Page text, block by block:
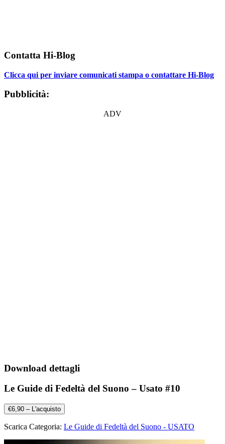
Contatta Hi-Blog
Clicca qui per inviare comunicati stampa o contattare Hi-Blog
Pubblicità:
ADV
Download dettagli
Le Guide di Fedeltà del Suono – Usato #10
€6,90 – L'acquisto
Scarica Categoria: Le Guide di Fedeltà del Suono - USATO